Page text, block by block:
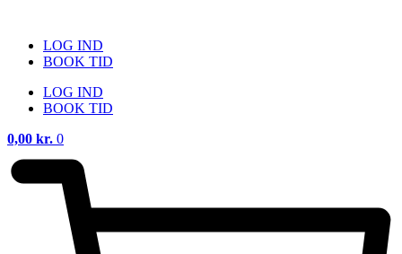
indholdLOG IND
BOOK TID
LOG IND
BOOK TID
0,00 kr. 0